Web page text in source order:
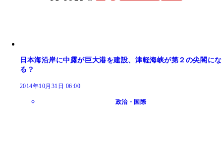
日本海沿岸に中露が巨大港を建設、津軽海峡が第２の尖閣にな
る？
2014年10月31日 06:00
政治・国際